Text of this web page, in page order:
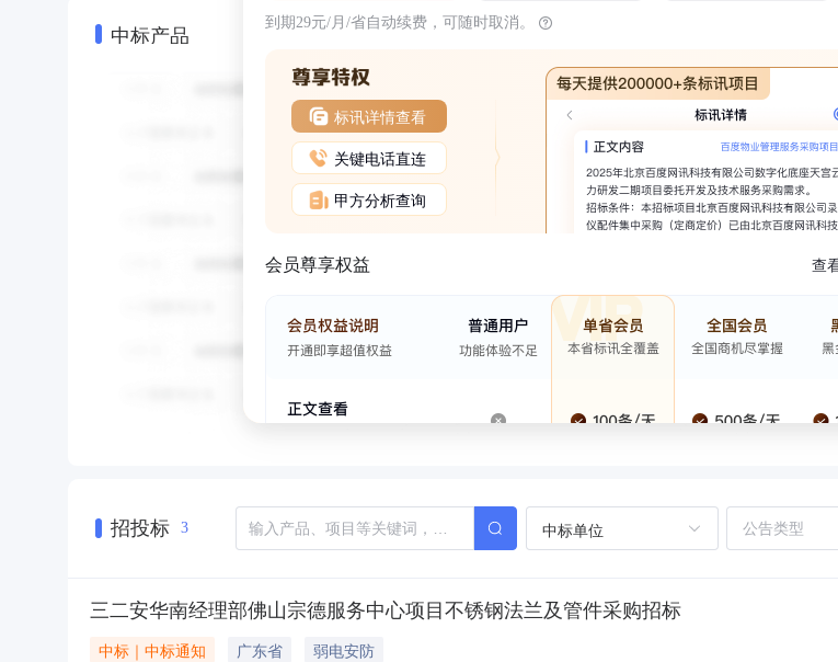
中标产品 到期29元/月/省自动续费，可随时取消。
标讯详情查看
关键电话直连
甲方分析查询
会员尊享权益 查
招投标 3 中标单位
三二安华南经理部佛山宗德服务中心项目不锈钢法兰及管件采购招标
中标｜中标通知 广东省
弱电安防